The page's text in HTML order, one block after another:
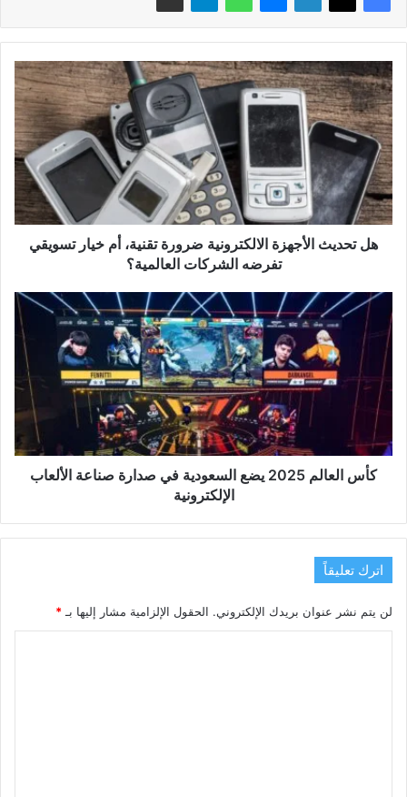
هل
تحديث
الأجهزة
الالكترونية
ضرورة
تقنية،
أم
خيار
تسويقي
تفرضههل تحديث الأجهزة الالكترونية ضرورة تقنية، أم خيار تسويقي
تفرضه الشركات العالمية؟
كأس
العالم
2025
يضع
السعودية
في
صدارة
صناعة
الألعاب
الإلكترونية
كأس العالم 2025 يضع السعودية في صدارة صناعة الألعاب
الإلكترونية
اترك تعليقاً
لن يتم نشر عنوان بريدك الإلكتروني. الحقول الإلزامية مشار إليها بـ *